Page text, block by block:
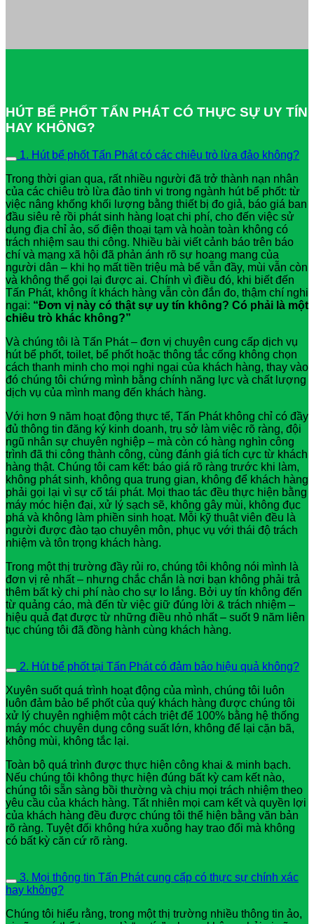
HÚT BỂ PHỐT TẤN PHÁT CÓ THỰC SỰ UY TÍN
HAY KHÔNG?
1. Hút bể phốt Tấn Phát có các chiêu trò lừa đảo không?
Trong thời gian qua, rất nhiều người đã trở thành nạn nhân
của các chiêu trò lừa đảo tinh vi trong ngành hút bể phốt: từ
việc nâng khống khối lượng bằng thiết bị đo giả, báo giá ban
đầu siêu rẻ rồi phát sinh hàng loạt chi phí, cho đến việc sử
dụng địa chỉ ảo, số điện thoại tạm và hoàn toàn không có
trách nhiệm sau thi công. Nhiều bài viết cảnh báo trên báo
chí và mạng xã hội đã phản ánh rõ sự hoang mang của
người dân – khi họ mất tiền triệu mà bể vẫn đầy, mùi vẫn còn
và không thể gọi lại được ai. Chính vì điều đó, khi biết đến
Tấn Phát, không ít khách hàng vẫn còn đắn đo, thậm chí nghi
ngại: “Đơn vị này có thật sự uy tín không? Có phải là một
chiêu trò khác không?”
Và chúng tôi là Tấn Phát – đơn vị chuyên cung cấp dịch vụ
hút bể phốt, toilet, bể phốt hoặc thông tắc cống không chọn
cách thanh minh cho mọi nghi ngại của khách hàng, thay vào
đó chúng tôi chứng mình bằng chính năng lực và chất lượng
dịch vụ của mình mang đến khách hàng.
Với hơn 9 năm hoạt động thực tế, Tấn Phát không chỉ có đầy
đủ thông tin đăng ký kinh doanh, trụ sở làm việc rõ ràng, đội
ngũ nhân sự chuyên nghiệp – mà còn có hàng nghìn công
trình đã thi công thành công, cùng đánh giá tích cực từ khách
hàng thật. Chúng tôi cam kết: báo giá rõ ràng trước khi làm,
không phát sinh, không qua trung gian, không để khách hàng
phải gọi lại vì sự cố tái phát. Mọi thao tác đều thực hiện bằng
máy móc hiện đại, xử lý sạch sẽ, không gây mùi, không đục
phá và không làm phiền sinh hoạt. Mỗi kỹ thuật viên đều là
người được đào tạo chuyên môn, phục vụ với thái độ trách
nhiệm và tôn trọng khách hàng.
Trong một thị trường đầy rủi ro, chúng tôi không nói mình là
đơn vị rẻ nhất – nhưng chắc chắn là nơi bạn không phải trả
thêm bất kỳ chi phí nào cho sự lo lắng. Bởi uy tín không đến
từ quảng cáo, mà đến từ việc giữ đúng lời & trách nhiệm –
hiệu quả đạt được từ những điều nhỏ nhất – suốt 9 năm liên
tục chúng tôi đã đồng hành cùng khách hàng.
2. Hút bể phốt tại Tấn Phát có đảm bảo hiệu quả không?
Xuyên suốt quá trình hoạt động của mình, chúng tôi luôn
luôn đảm bảo bể phốt của quý khách hàng được chúng tôi
xử lý chuyên nghiệm một cách triệt để 100% bằng hệ thống
máy móc chuyên dụng công suất lớn, không để lại cặn bã,
không mùi, không tắc lại.
Toàn bộ quá trình được thực hiện công khai & minh bạch.
Nếu chúng tôi không thực hiện đúng bất kỳ cam kết nào,
chúng tôi sẵn sàng bồi thường và chịu mọi trách nhiệm theo
yêu cầu của khách hàng. Tất nhiên mọi cam kết và quyền lợi
của khách hàng đều được chúng tôi thể hiện bằng văn bản
rõ ràng. Tuyệt đối không hứa xuông hay trao đổi mà không
có bất kỳ căn cứ rõ ràng.
3. Mọi thông tin Tấn Phát cung cấp có thực sự chính xác
hay không?
Chúng tôi hiểu rằng, trong một thị trường nhiều thông tin ảo,